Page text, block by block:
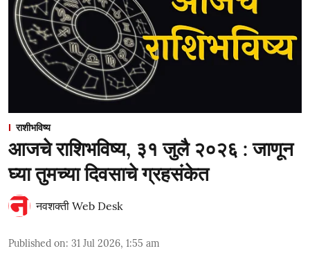
राशीभविष्य
आजचे राशिभविष्य, ३१ जुलै २०२६ : जाणून
घ्या तुमच्या दिवसाचे ग्रहसंकेत
नवशक्ती Web Desk
Published on: 31 Jul 2026, 1:55 am